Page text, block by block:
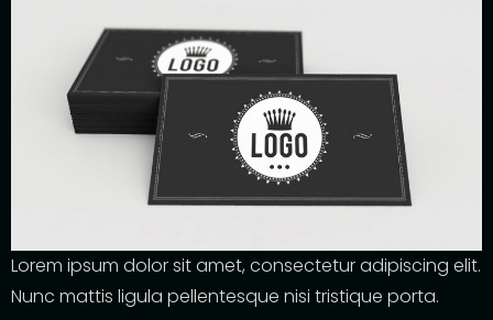
Lorem ipsum dolor sit amet, consectetur adipiscing elit.
Nunc mattis ligula pellentesque nisi tristique porta.